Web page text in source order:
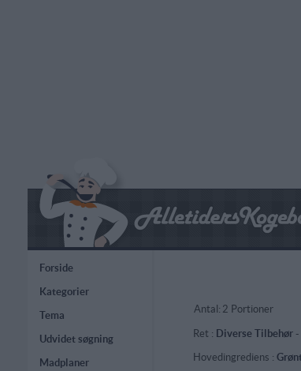
Forside
Kategorier
Tema
Udvidet søgning
Madplaner
Antal: 2 Portioner
Ret : Diverse Tilbehør-
Hovedingrediens :